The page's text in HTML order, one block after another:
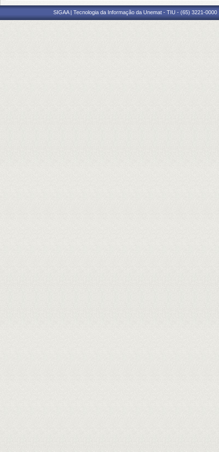
SIGAA | Tecnologia da Informação da Unemat - TIU - (65) 3221-